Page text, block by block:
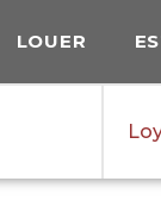
LOUER